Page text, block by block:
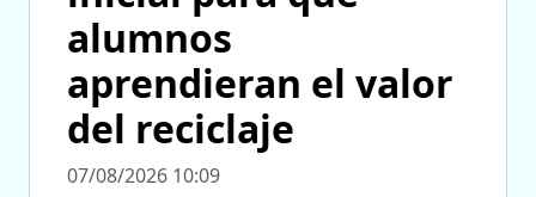
alumnos
aprendieran el valor
del reciclaje
07/08/2026 10:09